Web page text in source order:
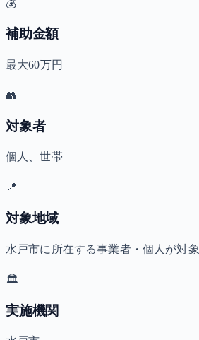
💰
補助金額
最大60万円
👥
対象者
個人、世帯
📍
対象地域
水戸市に所在する事業者・個人が対象
🏛️
実施機関